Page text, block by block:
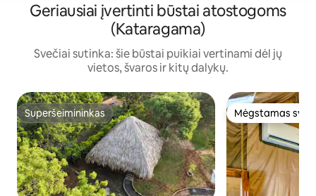
Geriausiai įvertinti būstai atostogoms
(Kataragama)
Svečiai sutinka: šie būstai puikiai vertinami dėl jų
vietos, švaros ir kitų dalykų.
Superšeimininkas
Superšeimininkas Mėgstamas
Mėgstamas